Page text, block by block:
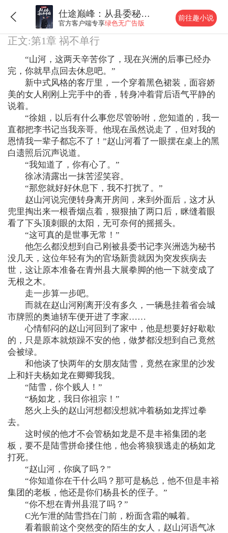
仕途巅峰：从县委秘书开始
官方客户端专享绿色无广告版
前往趣小说
正文:第1章 祸不单行
“山河，这两天辛苦你了，现在兴洲的后事已经办
完，你就早点回去休息吧。”
新中式风格的客厅里，一个穿着黑色裙装，面容娇
美的女人刚刚上完手中的香，转身冲着背后语气平静的
说着。
“徐姐，以后有什么事您尽管吩咐，您知道的，我一
直都把李书记当我亲哥。他现在虽然说走了，但对我的
恩情我一辈子都忘不了！”赵山河看了一眼摆在桌上的黑
白遗照后沉声说道。
“我知道了，你有心了。”
徐冰清露出一抹苦涩笑容。
“那您就好好休息下，我不打扰了。”
赵山河说完便转身离开房间，来到外面后，这才从
兜里掏出来一根香烟点着，狠狠抽了两口后，眯缝着眼
看了下头顶刺眼的太阳，无可奈何的摇摇头。
“这可真的是世事无常！”
他怎么都没想到自己刚被县委书记李兴洲选为秘书
没几天，这位年轻有为的官场新贵就因为突发疾病去
世，这让原本准备在青州县大展拳脚的他一下就变成了
无根之木。
走一步算一步吧。
而就在赵山河刚离开没有多久，一辆悬挂着省会城
市牌照的奥迪轿车便开进了李家……
心情郁闷的赵山河回到了家中，他是想要好好歇歇
的，只是原本就烦躁不安的他，做梦都没想到自己竟然
会被绿。
和他谈了快两年的女朋友陆雪，竟然在家里的沙发
上和奸夫杨如龙在卿卿我我。
“陆雪，你个贱人！”
“杨如龙，我日你祖宗！”
怒火上头的赵山河想都没想就冲着杨如龙挥过拳
去。
这时候的他才不会管杨如龙是不是丰裕集团的老
板，要不是陆雪拼命搂住他，他会将狼狈逃走的杨如龙
打死。
“赵山河，你疯了吗？”
“你知道你在干什么吗？那可是杨总，他不但是丰裕
集团的老板，他还是你们杨县长的侄子。”
“你不想在青州县混了吗？”
C光乍泄的陆雪挡在门前，粉面含霜的喊着。
看着眼前这个突然变的陌生的女人，赵山河语气冰